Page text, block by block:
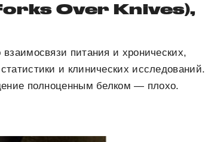
Over Knives),
питания и хронических,
и клинических исследований.
полноценным белком — плохо.